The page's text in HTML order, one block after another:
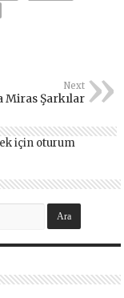
Next
Miras Şarkılar
için oturum